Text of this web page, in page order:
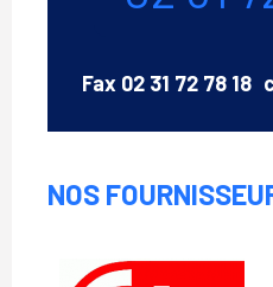
Fax 02 31 72 78 18
NOS
Febi